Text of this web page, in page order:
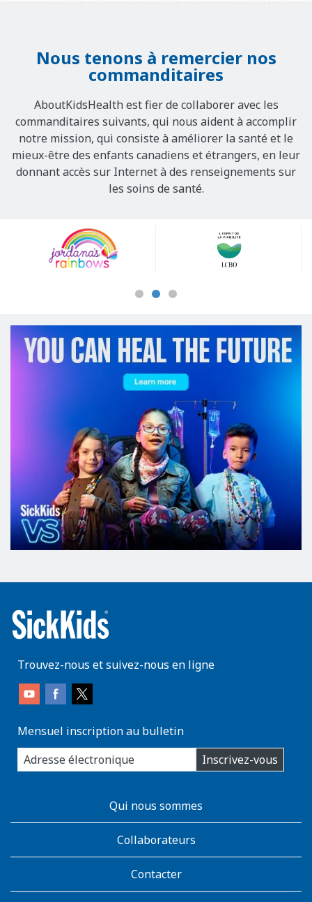
Nous tenons à remercier nos
commanditaires
AboutKidsHealth est fier de collaborer avec les
commanditaires suivants, qui nous aident à accomplir
notre mission, qui consiste à améliorer la santé et le
mieux-être des enfants canadiens et étrangers, en leur
donnant accès sur Internet à des renseignements sur
les soins de santé.
Sponsors
Trouvez-nous et suivez-nous en ligne
Mensuel inscription au bulletin
enter
you
email
Inscrivez-vous
AboutKidsHealthQui nous sommes
Collaborateurs
Contacter